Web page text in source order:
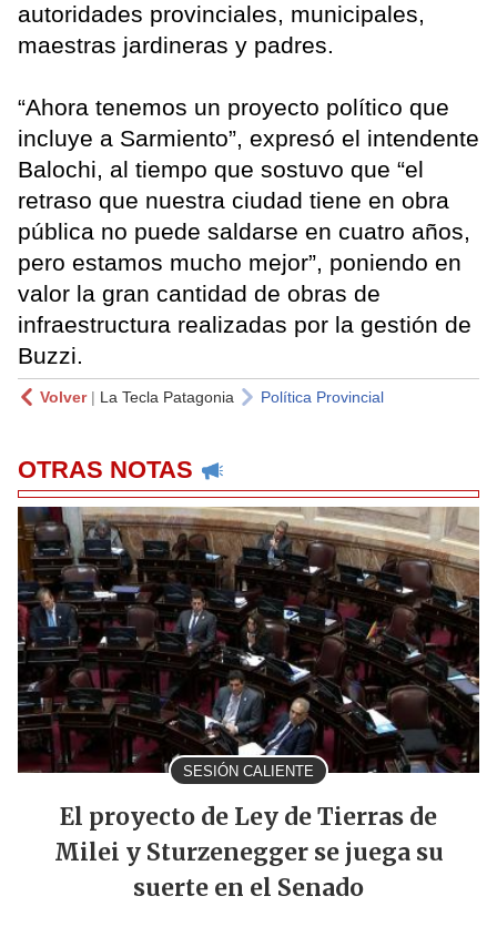
autoridades provinciales, municipales,
maestras jardineras y padres.
“Ahora tenemos un proyecto político que
incluye a Sarmiento”, expresó el intendente
Balochi, al tiempo que sostuvo que “el
retraso que nuestra ciudad tiene en obra
pública no puede saldarse en cuatro años,
pero estamos mucho mejor”, poniendo en
valor la gran cantidad de obras de
infraestructura realizadas por la gestión de
Buzzi.
Volver| La Tecla Patagonia Política Provincial
OTRAS NOTAS
SESIÓN CALIENTE
El proyecto de Ley de Tierras de
Milei y Sturzenegger se juega su
suerte en el Senado